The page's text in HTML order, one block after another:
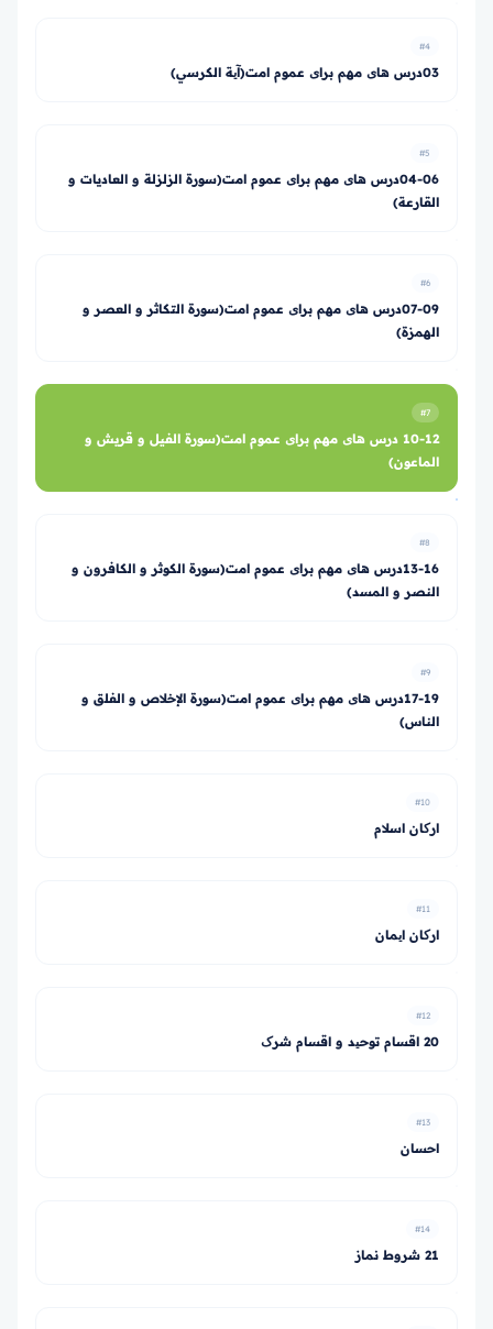
#4
03درس های مهم برای عموم امت(آیة الكرسي)
#5
04-06درس های مهم برای عموم امت(سورة الزلزلة و العاديات و
القارعة)
#6
07-09درس های مهم برای عموم امت(سورة التكاثر و العصر و
الهمزة)
#7
10-12 درس های مهم برای عموم امت(سورة الفيل و قريش و
الماعون)
#8
13-16درس های مهم برای عموم امت(سورة الكوثر و الكافرون و
النصر و المسد)
#9
17-19درس های مهم برای عموم امت(سورة الإخلاص و الفلق و
الناس)
#10
ارکان اسلام
#11
ارکان ایمان
#12
20 اقسام توحید و اقسام شرک
#13
احسان
#14
21 شروط نماز